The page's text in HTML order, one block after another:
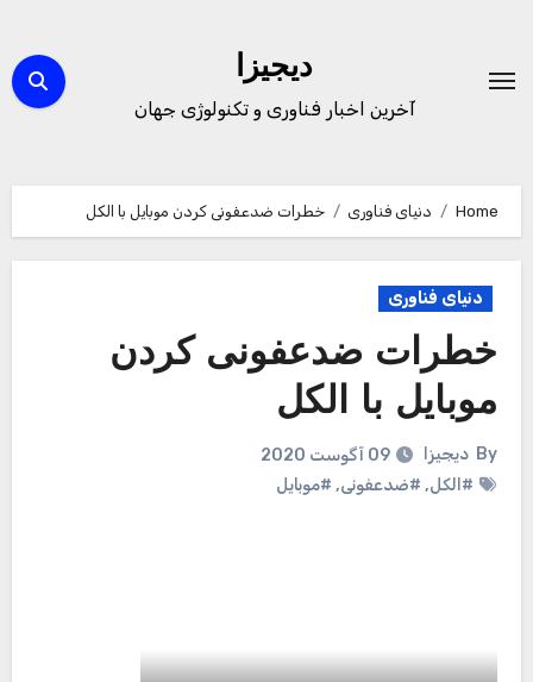
content
دیجیزا
آخرین اخبار فناوری و تکنولوژی جهان
Home دنیای فناوری خطرات ضدعفونی کردن موبایل با الکل
دنیای فناوری
خطرات ضدعفونی کردن
موبایل با الکل
By دیجیزا
09 آگوست 2020
#الکل, #ضدعفونی, #موبایل